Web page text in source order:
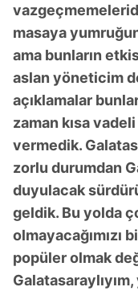
masaya
ama bunların
aslan yöneticim
açıklamalar
zaman kısa
vermedik.
zorlu durumdan
duyulacak
geldik. Bu yolda
olmayacağımızı
popüler olmak